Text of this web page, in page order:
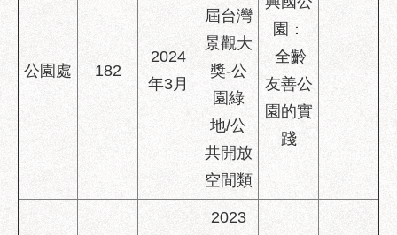
公園處 182
2024
年3月
屆台灣
景觀大
獎-公
園綠
地/公
共開放
空間類
園：
全齡
友善公
園的實
踐
2023